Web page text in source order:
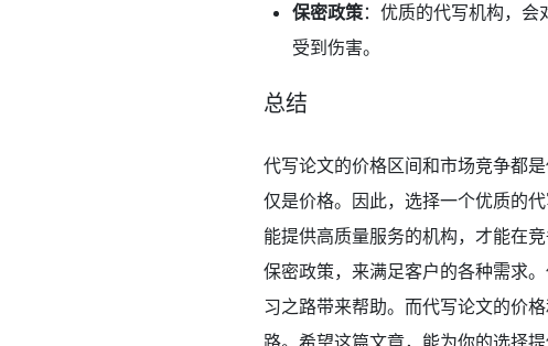
保密政策：优质的代写机构，会
受到伤害。
总结
代写论文的价格区间和市场竞争都
仅是价格。因此，选择一个优质的
能提供高质量服务的机构，才能在
保密政策，来满足客户的各种需求
习之路带来帮助。而代写论文的价
路。希望这篇文章，能为你的选择